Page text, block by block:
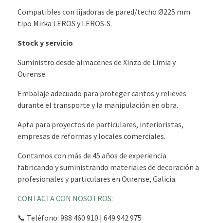
Compatibles con lijadoras de pared/techo Ø225 mm
tipo Mirka LEROS y LEROS‑S.
Stock y servicio
Suministro desde almacenes de Xinzo de Limia y
Ourense.
Embalaje adecuado para proteger cantos y relieves
durante el transporte y la manipulación en obra.
Apta para proyectos de particulares, interioristas,
empresas de reformas y locales comerciales.
Contamos con más de 45 años de experiencia
fabricando y suministrando materiales de decoración a
profesionales y particulares en Ourense, Galicia.
CONTACTA CON NOSOTROS:
📞 Teléfono: 988 460 910 | 649 942 975